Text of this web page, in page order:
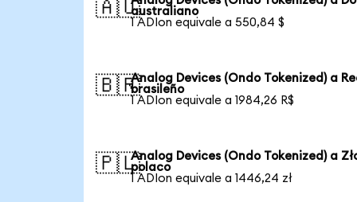
🇦🇺australiano
1 ADIon equivale a 550,84 $
🇧🇷Analog Devices (Ondo Tokenized) a
brasileño
1 ADIon equivale a 1984,26 R$
🇵🇱Analog Devices (Ondo Tokenized) a
polaco
1 ADIon equivale a 1446,24 zł